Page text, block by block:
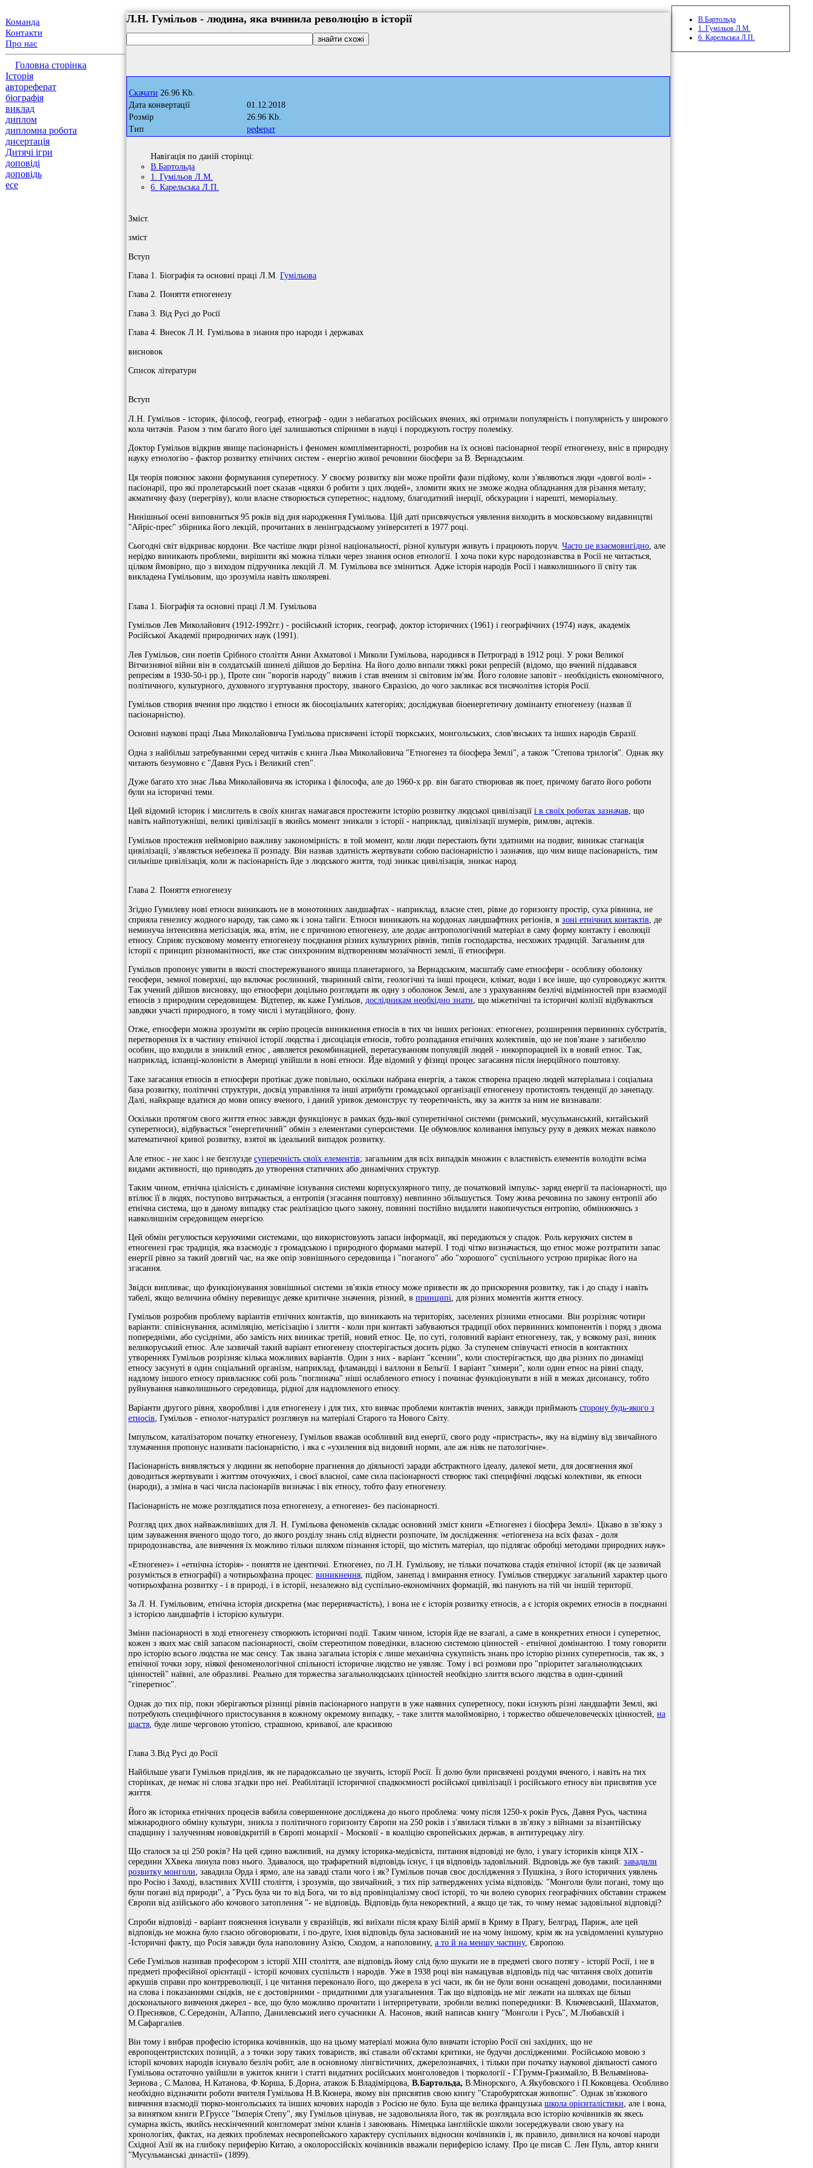
Команда
Контакти
Про нас
Головна сторінка
Історія
автореферат
біографія
виклад
диплом
дипломна робота
дисертація
Дитячі ігри
доповіді
доповідь
есе
Л.Н. Гумільов - людина, яка вчинила революцію в історії
Скачати 26.96 Kb.
Дата конвертації
01.12.2018
Розмір
26.96 Kb.
Тип
реферат
Навігація по даній сторінці:
В.Бартольда
1. Гумільов Л.М.
6. Карельська Л.П.
Зміст.
зміст
Вступ
Глава 1. Біографія та основні праці Л.М. Гумільова
Глава 2. Поняття етногенезу
Глава 3. Від Русі до Росії
Глава 4. Внесок Л.Н. Гумільова в знання про народи і державах
висновок
Список літератури
Вступ
Л.Н. Гумільов - історик, філософ, географ, етнограф - один з небагатьох російських вчених, які отримали популярність і популярність у широкого
кола читачів. Разом з тим багато його ідеї залишаються спірними в науці і породжують гостру полеміку.
Доктор Гумільов відкрив явище пасіонарність і феномен компліментарності, розробив на їх основі пасіонарної теорії етногенезу, вніс в природну
науку етнологію - фактор розвитку етнічних систем - енергію живої речовини біосфери за В. Вернадським.
Ця теорія пояснює закони формування суперетносу. У своєму розвитку він може пройти фази підйому, коли з'являються люди «довгої волі» -
пасіонарії, про які пролетарський поет сказав «цвяхи б робити з цих людей», зломити яких не зможе жодна обладнання для різання металу;
акматичну фазу (перегріву), коли власне створюється суперетнос; надлому, благодатний інерції, обскурации і нарешті, меморіальну.
Нинішньої осені виповниться 95 років від дня народження Гумільова. Цій даті присвячується уявлення виходить в московському видавництві
"Айріс-прес" збірника його лекцій, прочитаних в ленінградському університеті в 1977 році.
Сьогодні світ відкриває кордони. Все частіше люди різної національності, різної культури живуть і працюють поруч. Часто це взаємовигідно, але
нерідко виникають проблеми, вирішити які можна тільки через знання основ етнології. І хоча поки курс народознавства в Росії не читається,
цілком ймовірно, що з виходом підручника лекцій Л. М. Гумільова все зміниться. Адже історія народів Росії і навколишнього її світу так
викладена Гумільовим, що зрозуміла навіть школяреві.
Глава 1. Біографія та основні праці Л.М. Гумільова
Гумільов Лев Миколайович (1912-1992гг.) - російський історик, географ, доктор історичних (1961) і географічних (1974) наук, академік
Російської Академії природничих наук (1991).
Лев Гумільов, син поетів Срібного століття Анни Ахматової і Миколи Гумільова, народився в Петрограді в 1912 році. У роки Великої
Вітчизняної війни він в солдатській шинелі дійшов до Берліна. На його долю випали тяжкі роки репресій (відомо, що вчений піддавався
репресіям в 1930-50-і рр.), Проте син "ворогів народу" вижив і став вченим зі світовим ім'ям. Його головне заповіт - необхідність економічного,
політичного, культурного, духовного згуртування простору, званого Євразією, до чого закликає вся тисячолітня історія Росії.
Гумільов створив вчення про людство і етноси як біосоціальних категоріях; досліджував біоенергетичну домінанту етногенезу (назвав її
пасіонарністю).
Основні наукові праці Льва Миколайовича Гумільова присвячені історії тюркських, монгольських, слов'янських та інших народів Євразії.
Одна з найбільш затребуваними серед читачів є книга Льва Миколайовича "Етногенез та біосфера Землі", а також "Степова трилогія". Однак яку
читають безумовно є "Давня Русь і Великий степ".
Дуже багато хто знає Льва Миколайовича як історика і філософа, але до 1960-х рр. він багато створював як поет, причому багато його роботи
були на історичні теми.
Цей відомий історик і мислитель в своїх книгах намагався простежити історію розвитку людської цивілізації і в своїх роботах зазначав, що
навіть найпотужніші, великі цивілізації в якийсь момент зникали з історії - наприклад, цивілізації шумерів, римлян, ацтеків.
Гумільов простежив неймовірно важливу закономірність: в той момент, коли люди перестають бути здатними на подвиг, виникає стагнація
цивілізації, з'являється небезпека її розпаду. Він назвав здатність жертвувати собою пасіонарністю і зазначив, що чим вище пасіонарність, тим
сильніше цивілізація, коли ж пасіонарність йде з людського життя, тоді зникає цивілізація, зникає народ.
Глава 2. Поняття етногенезу
Згідно Гумилеву нові етноси виникають не в монотонних ландшафтах - наприклад, власне степ, рівне до горизонту простір, суха рівнина, не
сприяла генезису жодного народу, так само як і зона тайги. Етноси виникають на кордонах ландшафтних регіонів, в зоні етнічних контактів , де
неминуча інтенсивна метісізація, яка, втім, не є причиною етногенезу, але додає антропологічний матеріал в саму форму контакту і еволюції
етносу. Сприяє пусковому моменту етногенезу поєднання різних культурних рівнів, типів господарства, несхожих традицій. Загальним для
історії є принцип різноманітності, яке стає синхронним відтворенням мозаїчності землі, її етносфери.
Гумільов пропонує уявити в якості спостережуваного явища планетарного, за Вернадським, масштабу саме етносфери - особливу оболонку
геосфери, земної поверхні, що включає рослинний, тваринний світи, геологічні та інші процеси, клімат, води і все інше, що супроводжує життя.
Так учений дійшов висновку, що етносфери доцільно розглядати як одну з оболонок Землі, але з урахуванням безлічі відмінностей при взаємодії
етносів з природним середовищем. Відтепер, як каже Гумільов, дослідникам необхідно знати , що міжетнічні та історичні колізії відбуваються
завдяки участі природного, в тому числі і мутаційного, фону.
Отже, етносфери можна зрозуміти як серію процесів виникнення етносів в тих чи інших регіонах: етногенез, розширення первинних субстратів,
перетворення їх в частину етнічної історії людства і дисоціація етносів, тобто розпадання етнічних колективів, що не пов'язане з загибеллю
особин, що входили в зниклий етнос , аявляется рекомбинацией, перетасуванням популяцій людей - инкорпорацией їх в новий етнос. Так,
наприклад, іспанці-колоністи в Америці увійшли в нові етноси. Йде відомий у фізиці процес загасання після інерційного поштовху.
Таке загасання етносів в етносфери протікає дуже повільно, оскільки набрана енергія, а також створена працею людей матеріальна і соціальна
база розвитку, політичні структури, досвід управління та інші атрибути громадської організації етногенезу протистоять тенденції до занепаду.
Далі, найкраще вдатися до мови опису вченого, і даний уривок демонструє ту теоретичність, яку за життя за ним не визнавали:
Оскільки протягом свого життя етнос завжди функціонує в рамках будь-якої суперетнічної системи (римський, мусульманський, китайський
суперетноси), відбувається "енергетичний" обмін з елементами суперсистеми. Це обумовлює коливання імпульсу руху в деяких межах навколо
математичної кривої розвитку, взятої як ідеальний випадок розвитку.
Але етнос - не хаос і не безглузде суперечність своїх елементів; загальним для всіх випадків множин є властивість елементів володіти всіма
видами активності, що приводять до утворення статичних або динамічних структур.
Таким чином, етнічна цілісність є динамічне існування системи корпускулярного типу, де початковий імпульс- заряд енергії та пасіонарності, що
втілює її в людях, поступово витрачається, а ентропія (згасання поштовху) невпинно збільшується. Тому жива речовина по закону ентропії або
етнічна система, що в даному випадку стає реалізацією цього закону, повинні постійно видаляти накопичується ентропію, обмінюючись з
навколишнім середовищем енергією.
Цей обмін регулюється керуючими системами, що використовують запаси інформації, які передаються у спадок. Роль керуючих систем в
етногенезі грає традиція, яка взаємодіє з громадською і природного формами матерії. І тоді чітко визначається, що етнос може розтратити запас
енергії рівно за такий довгий час, на яке опір зовнішнього середовища і "поганого" або "хорошого" суспільного устрою прирікає його на
згасання.
Звідси випливає, що функціонування зовнішньої системи зв'язків етносу може привести як до прискорення розвитку, так і до спаду і навіть
табелі, якщо величина обміну перевищує деяке критичне значення, різний, в принципі , для різних моментів життя етносу.
Гумільов розробив проблему варіантів етнічних контактів, що виникають на територіях, заселених різними етносами. Він розрізняє чотири
варіанти: співіснування, асиміляцію, метісізацію і злиття - коли при контакті забуваються традиції обох первинних компонентів і поряд з двома
попередніми, або сусідніми, або замість них виникає третій, новий етнос. Це, по суті, головний варіант етногенезу, так, у всякому разі, виник
великоруський етнос. Але зазвичай такий варіант етногенезу спостерігається досить рідко. За ступенем співучасті етносів в контактних
утвореннях Гумільов розрізняє кілька можливих варіантів. Один з них - варіант "ксении", коли спостерігається, що два різних по динаміці
етносу засунуті в один соціальний організм, наприклад, фламандці і валлони в Бельгії. І варіант "химери", коли один етнос на рівні спаду,
надлому іншого етносу привласнює собі роль "поглинача" ніші ослабленого етносу і починає функціонувати в ній в межах дисонансу, тобто
руйнування навколишнього середовища, рідної для надломленого етносу.
Варіанти другого рівня, хворобливі і для етногенезу і для тих, хто вивчає проблеми контактів вчених, завжди приймають сторону будь-якого з
етносів , Гумільов - етнолог-натураліст розглянув на матеріалі Старого та Нового Світу.
Імпульсом, каталізатором початку етногенезу, Гумільов вважав особливий вид енергії, свого роду «пристрасть», яку на відміну від звичайного
тлумачення пропонує називати пасіонарністю, і яка є «ухилення від видовий норми, але аж ніяк не патологічне».
Пасіонарність виявляється у людини як непоборне прагнення до діяльності заради абстрактного ідеалу, далекої мети, для досягнення якої
доводиться жертвувати і життям оточуючих, і своєї власної, саме сила пасіонарності створює такі специфічні людські колективи, як етноси
(народи), а зміна в часі числа пасіонаріїв визначає і вік етносу, тобто фазу етногенезу.
Пасіонарність не може розглядатися поза етногенезу, а етногенез- без пасіонарності.
Розгляд цих двох найважливіших для Л. Н. Гумільова феноменів складає основний зміст книги «Етногенез і біосфера Землі». Цікаво в зв'язку з
цим зауваження вченого щодо того, до якого розділу знань слід віднести розпочате, їм дослідження: «етіогенеза на всіх фазах - доля
природознавства, але вивчення їх можливо тільки шляхом пізнання історії, що містить матеріал, що підлягає обробці методами природних наук»
«Етногенез» і «етнічна історія» - поняття не ідентичні. Етногенез, по Л.Н. Гумільову, не тільки початкова стадія етнічної історії (як це зазвичай
розуміється в етнографії) а чотирьохфазна процес: виникнення , підйом, занепад і вмирання етносу. Гумільов стверджує загальний характер цього
чотирьохфазна розвитку - і в природі, і в історії, незалежно від суспільно-економічних формацій, які панують на тій чи іншій території.
За Л. Н. Гумільовим, етнічна історія дискретна (має переривчастість), і вона не є історія розвитку етносів, а є історія окремих етносів в поєднанні
з історією ландшафтів і історією культури.
Зміни пасіонарності в ході етногенезу створюють історичні події. Таким чином, історія йде не взагалі, а саме в конкретних етноси і суперетнос,
кожен з яких має свій запасом пасіонарності, своїм стереотипом поведінки, власною системою цінностей - етнічної домінантою. І тому говорити
про історію всього людства не має сенсу. Так звана загальна історія є лише механічна сукупність знань про історію різних суперетносів, так як, з
етнічної точки зору, ніякої феноменологічної спільності історичне людство не уявляє. Тому і всі розмови про "пріоритет загальнолюдських
цінностей" наївні, але образливі. Реально для торжества загальнолюдських цінностей необхідно злиття всього людства в один-єдиний
"гіперетнос".
Однак до тих пір, поки зберігаються різниці рівнів пасіонарного напруги в уже наявних суперетносу, поки існують різні ландшафти Землі, які
потребують специфічного пристосування в кожному окремому випадку, - таке злиття малоймовірно, і торжество обшечеловеческіх цінностей, на
щастя , буде лише черговою утопією, страшною, кривавої, але красивою
Глава 3.Від Русі до Росії
Найбільше уваги Гумільов приділив, як не парадоксально це звучить, історії Росії. Її долю були присвячені роздуми вченого, і навіть на тих
сторінках, де немає ні слова згадки про неї. Реабілітації історичної спадкоємності російської цивілізації і російського етносу він присвятив усе
життя.
Його як історика етнічних процесів вабила совершенноне досліджена до нього проблема: чому після 1250-х років Русь, Давня Русь, частина
міжнародного обміну культури, зникла з політичного горизонту Європи на 250 років і з'явилася тільки в зв'язку з війнами за візантійську
спадщину і залученням нововідкритій в Європі монархії - Московії - в коаліцію європейських держав, в антитурецьку лігу.
Що сталося за ці 250 років? На цей єдино важливий, на думку історика-медієвіста, питання відповіді не було, і увагу істориків кінця XIX -
середини XXвека линула повз нього. Здавалося, що трафаретний відповідь існує, і ця відповідь задовільний. Відповідь же був такий: завадили
розвитку монголи, завадила Орда і ярмо, але на заваді стали чого і як? Гумільов почав своє дослідження з Пушкіна, з його історичних уявлень
про Росію і Заході, властивих XVIII століття, і зрозумів, що звичайний, з тих пір затверджених усіма відповідь: "Монголи були погані, тому що
були погані від природи", а "Русь була чи то від Бога, чи то від провінціалізму своєї історії, то чи волею суворих географічних обставин стражем
Європи від азійського або кочового затоплення "- не відповідь. Відповідь була некоректний, а якщо це так, то чому немає задовільної відповіді?
Спроби відповіді - варіант пояснення існували у євразійців, які виїхали після краху Білій армії в Криму в Прагу, Белград, Париж, але цей
відповідь не можна було гласно обговорювати, і по-друге, їхня відповідь була заснований не на чому іншому, крім як на усвідомленні культурно
-Історичні факту, що Росія завжди була наполовину Азією, Сходом, а наполовину, а то й на меншу частину, Європою.
Себе Гумільов називав професором з історії XIII століття, але відповідь йому слід було шукати не в предметі свого потягу - історії Росії, і не в
предметі професійної орієнтації - історії кочових суспільств і народів. Уже в 1938 році він намацував відповідь під час читання своїх допитів
аркушів справи про контрреволюції, і це читання переконало його, що джерела в усі часи, як би не були вони оснащені доводами, посиланнями
на слова і показаннями свідків, не є достовірними - придатними для узагальнення. Так що відповідь не міг лежати на шляхах ще більш
досконального вивчення джерел - все, що було можливо прочитати і інтерпретувати, зробили великі попередники: В. Ключевський, Шахматов,
О.Пресняков, С.Середонін, АЛаппо, Данилевський иего сучасники А. Насонов, який написав книгу "Монголи і Русь", М.Любавскій і
М.Сафаргаліев.
Він тому і вибрав професію історика кочівників, що на цьому матеріалі можна було вивчати історію Росії сні західних, що не
европоцентристских позицій, а з точки зору таких товариств, які ставали об'єктами критики, не будучи дослідженими. Російською мовою з
історії кочових народів існувало безліч робіт, але в основному лінгвістичних, джерелознавчих, і тільки при початку наукової діяльності самого
Гумільова остаточно увійшли в ужиток книги і статті видатних російських монголоведов і тюркології - Г.Грумм-Гржимайло, В.Вельямінова-
Зернова , С.Малова, Н.Катанова, Ф.Корша, Б.Дорна, атакож Б.Владімірцова, В.Бартольда, В.Мінорского, А.Якубовского і П.Коковцева. Особливо
необхідно відзначити роботи вчителя Гумільова Н.В.Кюнера, якому він присвятив свою книгу "Старобурятская живопис". Однак зв'язкового
вивчення взаємодії тюрко-монгольських та інших кочових народів з Росією не було. Була ще велика французька школа орієнталістики, але і вона,
за винятком книги Р.Груссе "Імперія Степу", яку Гумільов цінував, не задовольняла його, так як розглядала всю історію кочівників як якесь
сумарна якість, якийсь нескінченний конгломерат зміни кланів і завоювань. Німецька іанглійскіе школи зосереджували свою увагу на
хронологіях, фактах, на деяких проблемах неєвропейського характеру суспільних відносин кочівників і, як правило, дивилися на кочові народи
Східної Азії як на глибоку периферію Китаю, а околороссійскіх кочівників вважали периферією ісламу. Про це писав С. Лен Пуль, автор книги
"Мусульманські династії» (1899).
В.Бартольда
1. Гумільов Л.М.
6. Карельська Л.П.